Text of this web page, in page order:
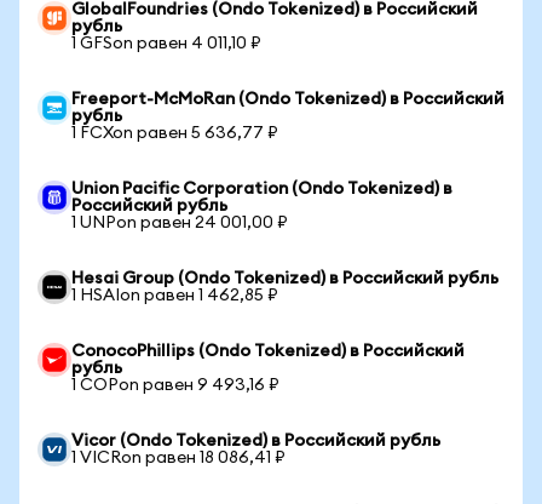
GlobalFoundries (Ondo Tokenized) в Российский
рубль
1 GFSon равен 4 011,10 ₽
Freeport-McMoRan (Ondo Tokenized) в Российский
рубль
1 FCXon равен 5 636,77 ₽
Union Pacific Corporation (Ondo Tokenized) в
Российский рубль
1 UNPon равен 24 001,00 ₽
Hesai Group (Ondo Tokenized) в Российский рубль
1 HSAIon равен 1 462,85 ₽
ConocoPhillips (Ondo Tokenized) в Российский
рубль
1 COPon равен 9 493,16 ₽
Vicor (Ondo Tokenized) в Российский рубль
1 VICRon равен 18 086,41 ₽